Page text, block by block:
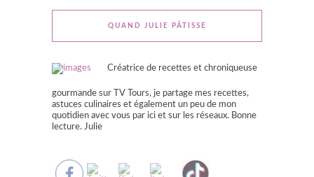
QUAND JULIE PÂTISSE
Créatrice de recettes et chroniqueuse
gourmande sur TV Tours, je partage mes recettes,
astuces culinaires et également un peu de mon
quotidien avec vous par ici et sur les réseaux. Bonne
lecture. Julie